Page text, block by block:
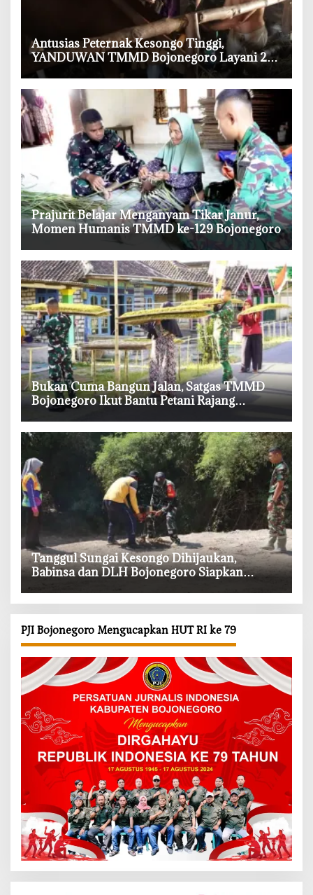
‎Antusias Peternak Kesongo Tinggi,
YANDUWAN TMMD Bojonegoro Layani 278
Ternak
‎Prajurit Belajar Menganyam Tikar Janur,
Momen Humanis TMMD ke-129 Bojonegoro
‎Bukan Cuma Bangun Jalan, Satgas TMMD
Bojonegoro Ikut Bantu Petani Rajang
Tembakau
‎Tanggul Sungai Kesongo Dihijaukan,
Babinsa dan DLH Bojonegoro Siapkan
PJI Bojonegoro Mengucapkan HUT RI ke 79